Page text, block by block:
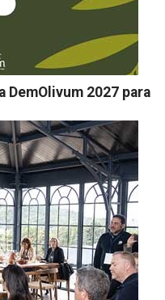
DemOlivum 2027 para